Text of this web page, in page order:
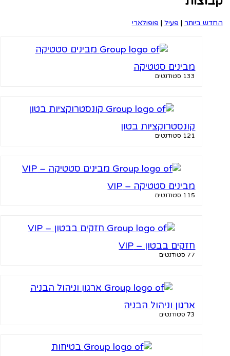
ביותר | פעיל | פופולארי
מבינים סטטיקה
קונסטרוקציות בטון
מבינים סטטיקה – VIP
חזקים בבטון – VIP
ארגון וניהול הבניה